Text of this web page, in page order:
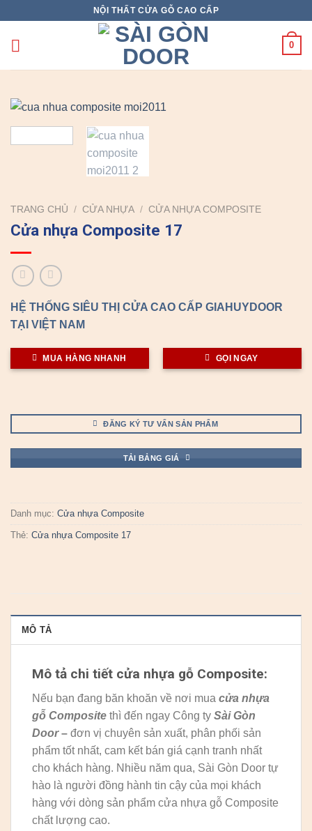
content
NỘI THẤT CỬA GỖ CAO CẤP
0
TRANG CHỦ / CỬA NHỰA / CỬA NHỰA COMPOSITE
Cửa nhựa Composite 17
HỆ THỐNG SIÊU THỊ CỬA CAO CẤP GIAHUYDOOR
TẠI VIỆT NAM
MUA HÀNG NHANH GỌI NGAY
ĐĂNG KÝ TƯ VẤN SẢN PHẨM
TẢI BẢNG GIÁ
Danh mục: Cửa nhựa Composite
Thẻ: Cửa nhựa Composite 17
MÔ TẢ
Mô tả chi tiết cửa nhựa gỗ Composite:
Nếu bạn đang băn khoăn về nơi mua cửa nhựa
gỗ Composite thì đến ngay Công ty Sài Gòn
Door– đơn vị chuyên sản xuất, phân phối sản
phẩm tốt nhất, cam kết bán giá cạnh tranh nhất
cho khách hàng. Nhiều năm qua, Sài Gòn Door tự
hào là người đồng hành tin cậy của mọi khách
hàng với dòng sản phẩm cửa nhựa gỗ Composite
chất lượng cao.